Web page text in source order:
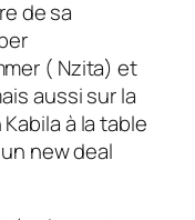
de sa
( Nzita) et
aussi sur la
à la table
new deal